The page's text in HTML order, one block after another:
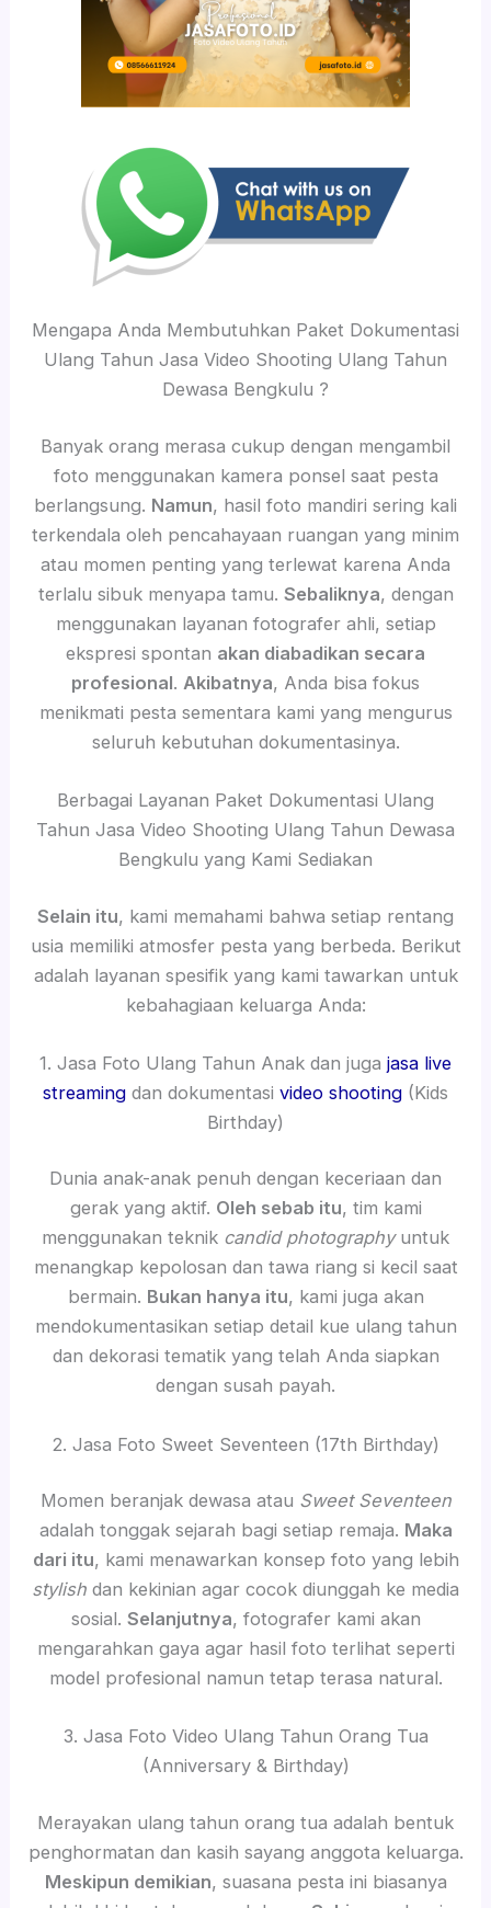
Mengapa Anda Membutuhkan Paket Dokumentasi
Ulang Tahun Jasa Video Shooting Ulang Tahun
Dewasa Bengkulu ?
Banyak orang merasa cukup dengan mengambil
foto menggunakan kamera ponsel saat pesta
berlangsung. Namun, hasil foto mandiri sering kali
terkendala oleh pencahayaan ruangan yang minim
atau momen penting yang terlewat karena Anda
terlalu sibuk menyapa tamu. Sebaliknya, dengan
menggunakan layanan fotografer ahli, setiap
ekspresi spontan akan diabadikan secara
profesional. Akibatnya, Anda bisa fokus
menikmati pesta sementara kami yang mengurus
seluruh kebutuhan dokumentasinya.
Berbagai Layanan Paket Dokumentasi Ulang
Tahun Jasa Video Shooting Ulang Tahun Dewasa
Bengkulu yang Kami Sediakan
Selain itu, kami memahami bahwa setiap rentang
usia memiliki atmosfer pesta yang berbeda. Berikut
adalah layanan spesifik yang kami tawarkan untuk
kebahagiaan keluarga Anda:
1. Jasa Foto Ulang Tahun Anak dan juga jasa live
streaming dan dokumentasi video shooting (Kids
Birthday)
Dunia anak-anak penuh dengan keceriaan dan
gerak yang aktif. Oleh sebab itu, tim kami
menggunakan teknik candid photographyuntuk
menangkap kepolosan dan tawa riang si kecil saat
bermain. Bukan hanya itu, kami juga akan
mendokumentasikan setiap detail kue ulang tahun
dan dekorasi tematik yang telah Anda siapkan
dengan susah payah.
2. Jasa Foto Sweet Seventeen (17th Birthday)
Momen beranjak dewasa atau Sweet Seventeen
adalah tonggak sejarah bagi setiap remaja. Maka
dari itu, kami menawarkan konsep foto yang lebih
stylish dan kekinian agar cocok diunggah ke media
sosial. Selanjutnya, fotografer kami akan
mengarahkan gaya agar hasil foto terlihat seperti
model profesional namun tetap terasa natural.
3. Jasa Foto Video Ulang Tahun Orang Tua
(Anniversary & Birthday)
Merayakan ulang tahun orang tua adalah bentuk
penghormatan dan kasih sayang anggota keluarga.
Meskipun demikian, suasana pesta ini biasanya